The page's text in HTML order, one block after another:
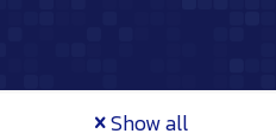
Show all